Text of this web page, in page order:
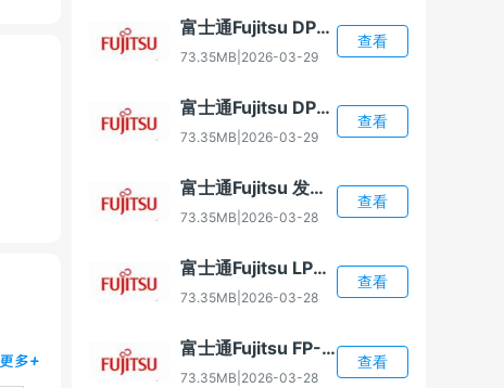
更多+
富士通Fujitsu DPK320 打印机驱动
73.35MB 2026-03-29
查看
富士通Fujitsu DPL4010X 打印机驱动
73.35MB 2026-03-29
查看
富士通Fujitsu 发票小新 打印机驱动
73.35MB 2026-03-28
查看
富士通Fujitsu LPK2450 打印机驱动
73.35MB 2026-03-28
查看
富士通Fujitsu FP-2000 打印机驱动
73.35MB 2026-03-28
查看